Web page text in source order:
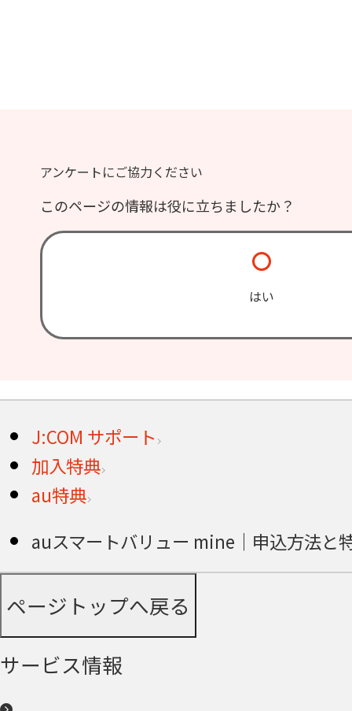
アンケートにご協力ください
このページの情報は役に立ちましたか？
はい
J:COM サポート
加入特典
au特典
auスマートバリュー mine｜申込方法と
ページトップへ戻る
サービス情報